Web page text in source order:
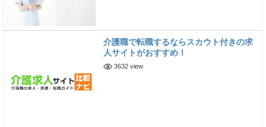
介護職で転職するならスカウト付きの求
人サイトがおすすめ！
3632 view